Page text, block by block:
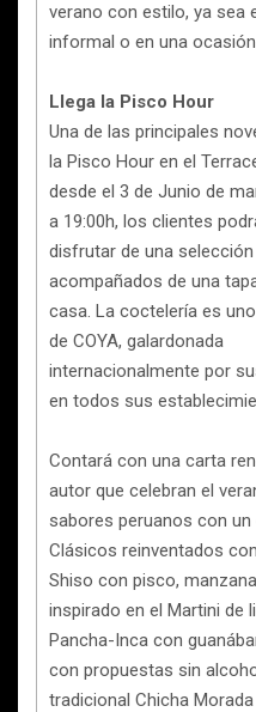
verano con estilo, ya sea
informal o en una
Llega la Pisco Hour
Una de las principales
la Pisco Hour en el
desde el 3 de Junio de
a 19:00h, los clientes
disfrutar de una
acompañados de una
casa. La coctelería es
de COYA, galardonada
internacionalmente por
en todos sus
Contará con una carta
autor que celebran el
sabores peruanos con
Clásicos reinventados
Shiso con pisco,
inspirado en el Martini de
Pancha-Inca con
con propuestas sin
tradicional Chicha